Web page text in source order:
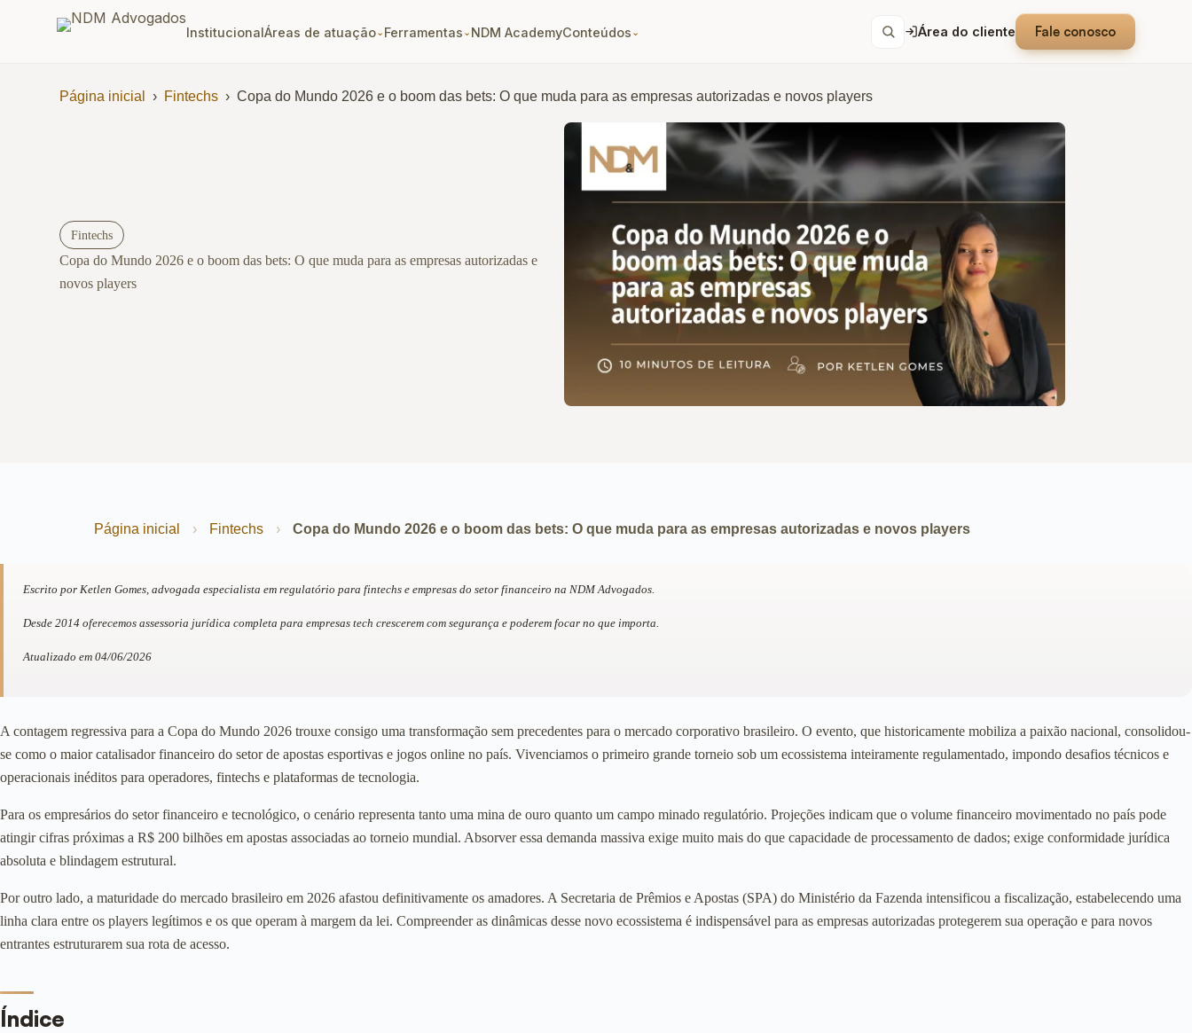
InstitucionalÁreas de atuação⌄ Ferramentas ⌄ NDM AcademyConteúdos ⌄ Área do cliente Fale conosco
Página inicial › Fintechs › Copa do Mundo 2026 e o boom das bets: O que muda para as empresas autorizadas e novos players
Fintechs
Copa do Mundo 2026 e o boom das bets: O que muda para as empresas autorizadas e
novos players
Página inicial › Fintechs › Copa do Mundo 2026 e o boom das bets: O que muda para as empresas autorizadas e novos players
Escrito por Ketlen Gomes, advogada especialista em regulatório para fintechs e empresas do setor financeiro na NDM Advogados.
Desde 2014 oferecemos assessoria jurídica completa para empresas tech crescerem com segurança e poderem focar no que importa.
Atualizado em 04/06/2026
A contagem regressiva para a Copa do Mundo 2026 trouxe consigo uma transformação sem precedentes para o mercado corporativo brasileiro. O evento, que historicamente mobiliza a paixão nacional, consolidou-
se como o maior catalisador financeiro do setor de apostas esportivas e jogos online no país. Vivenciamos o primeiro grande torneio sob um ecossistema inteiramente regulamentado, impondo desafios técnicos e
operacionais inéditos para operadores, fintechs e plataformas de tecnologia.
Para os empresários do setor financeiro e tecnológico, o cenário representa tanto uma mina de ouro quanto um campo minado regulatório. Projeções indicam que o volume financeiro movimentado no país pode
atingir cifras próximas a R$ 200 bilhões em apostas associadas ao torneio mundial. Absorver essa demanda massiva exige muito mais do que capacidade de processamento de dados; exige conformidade jurídica
absoluta e blindagem estrutural.
Por outro lado, a maturidade do mercado brasileiro em 2026 afastou definitivamente os amadores. A Secretaria de Prêmios e Apostas (SPA) do Ministério da Fazenda intensificou a fiscalização, estabelecendo uma
linha clara entre os players legítimos e os que operam à margem da lei. Compreender as dinâmicas desse novo ecossistema é indispensável para as empresas autorizadas protegerem sua operação e para novos
entrantes estruturarem sua rota de acesso.
Índice